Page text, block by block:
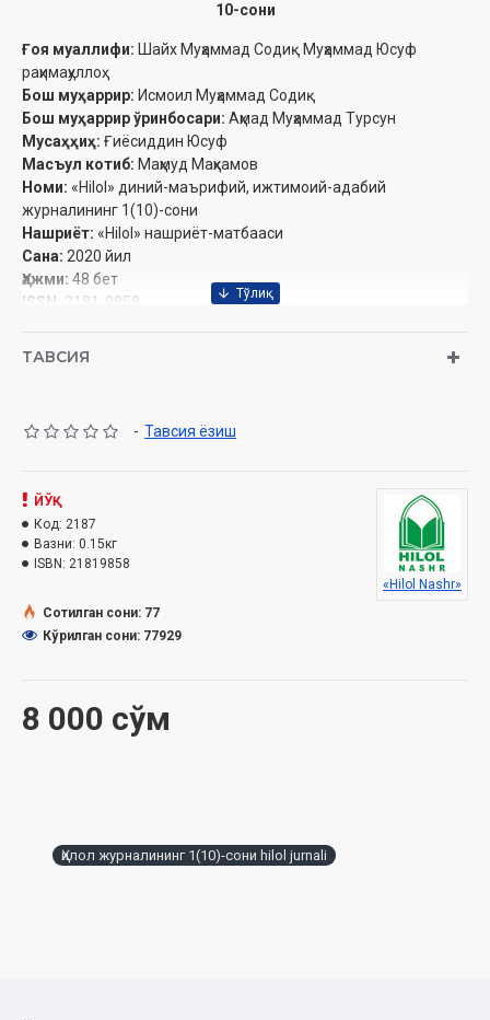
10-сони
Ғоя муаллифи: Шайх Муҳаммад Содиқ Муҳаммад Юсуф
раҳимаҳуллоҳ
Бош муҳаррир: Исмоил Муҳаммад Содиқ
Бош муҳаррир ўринбосари: Аҳмад Муҳаммад Турсун
Мусаҳҳиҳ: Ғиёсиддин Юсуф
Масъул котиб: Маҳмуд Маҳкамов
‎Номи: «Hilol» диний-маърифий, ижтимоий-адабий
журналининг 1(10)-сони
Нашриёт: «Hilol» нашриёт-матбааси‎
Сана: 2020 йил
Ҳажми: 48 бет‎
ISSN: 2181-9858‎
Муқоваси:
асосан нашр қилинди. Ўзбекистон Республикаси Ахборот ва
Мундарижа:
ТАФСИР
«ҲИЛОЛ» МЕҲМОНИ
РИВОЯТ
ТАВСИЯ
- Тавсия ёзиш
8 000 сўм
ЙЎҚ
Код: 2187
Вазни: 0.15кг
ISBN: 21819858
«Hilol Nashr»
Сотилган сони: 77
Кўрилган сони: 77929
Ҳилол журналининг 1(10)-сони hilol jurnali